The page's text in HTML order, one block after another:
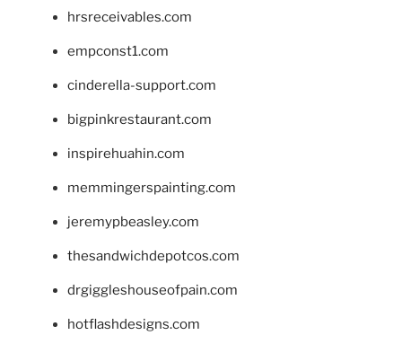
hrsreceivables.com
empconst1.com
cinderella-support.com
bigpinkrestaurant.com
inspirehuahin.com
memmingerspainting.com
jeremypbeasley.com
thesandwichdepotcos.com
drgiggleshouseofpain.com
hotflashdesigns.com